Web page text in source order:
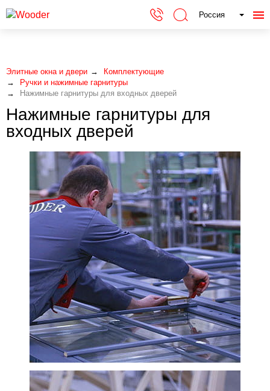
Россия
Элитные окна и двери
Комплектующие
Ручки и нажимные гарнитуры
Нажимные гарнитуры для входных дверей
Нажимные гарнитуры для
входных дверей